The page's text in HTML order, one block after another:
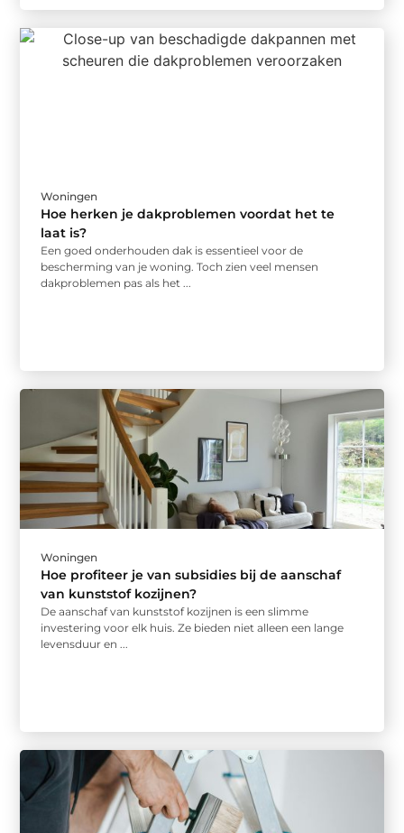
Woningen
Hoe herken je dakproblemen voordat het te
laat is?
Een goed onderhouden dak is essentieel voor de
bescherming van je woning. Toch zien veel mensen
dakproblemen pas als het ...
Woningen
Hoe profiteer je van subsidies bij de aanschaf
van kunststof kozijnen?
De aanschaf van kunststof kozijnen is een slimme
investering voor elk huis. Ze bieden niet alleen een lange
levensduur en ...